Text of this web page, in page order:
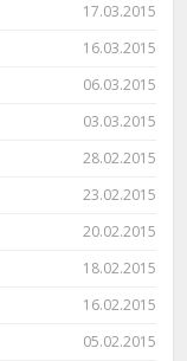
17.03.2015
16.03.2015
06.03.2015
03.03.2015
28.02.2015
23.02.2015
20.02.2015
18.02.2015
16.02.2015
05.02.2015